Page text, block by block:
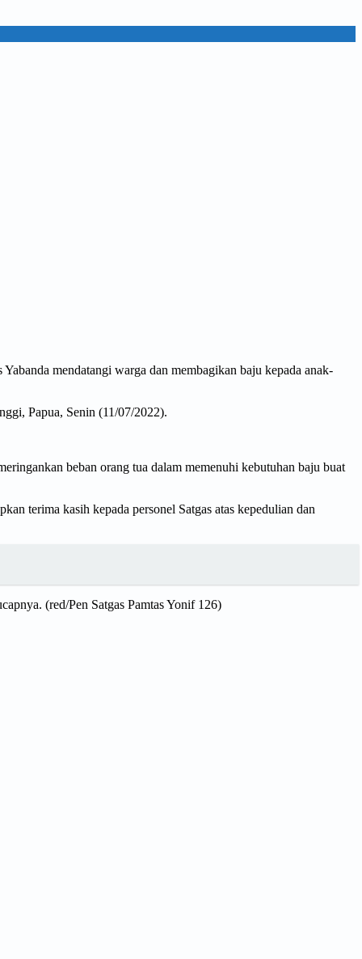
mendatangi warga dan membagikan baju kepada anak-
Papua, Senin (11/07/2022).
beban orang tua dalam memenuhi kebutuhan baju buat
terima kasih kepada personel Satgas atas kepedulian dan
(red/Pen Satgas Pamtas Yonif 126)